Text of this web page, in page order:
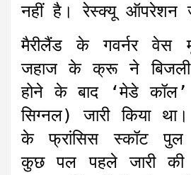
नहीं है। रेस्क्यू ऑपरेशन
मैरीलैंड के गवर्नर वेस
जहाज के क्रू ने बिजली
होने के बाद ‘मेडे कॉल’
सिग्नल) जारी किया
के फ्रांसिस स्कॉट
कुछ पल पहले जारी